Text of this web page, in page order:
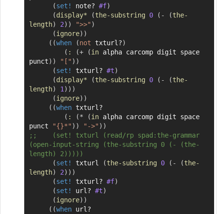
(set! note? #f)
(display* (the-substring 0 ( - (the-
length) 2) ) ">>" )
(ignore) )
( (when (not txturl?)
( : (+ (in alpha carcomp digit space
punct) ) "[" ) )
(set! txturl? #t)
(display* (the-substring 0 ( - (the-
length) 1) ) )
(ignore) )
( (when txturl?
( : (* (in alpha carcomp digit space
punct
"{}*" ) ) "->" ) )
;;	  (set! txturl (read/rp spad:the-grammar
(open-input-string (the-substring 0 (- (the-
length) 2)))))
(set! txturl (the-substring 0 ( - (the-
length) 2) ) )
(set! txturl? #f)
(set! url? #t)
(ignore) )
( (when url?